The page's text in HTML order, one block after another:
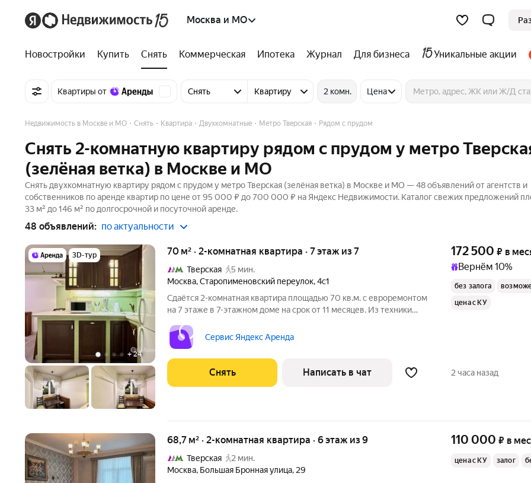
Москва и МО
Новостройки Купить Снять Коммерческая Ипотека Журнал Для бизнеса Уникальные акции
Квартиры от Снять Квартиру 2 комн. Цена
Недвижимость в Москве и МО Снять Квартира Двухкомнатные Метро Тверская Рядом с прудом
Снять 2-комнатную квартиру рядом с прудом у метро
(зелёная ветка) в Москве и МО
Снять двухкомнатную квартиру рядом с прудом у метро Тверская (зелёная ветка) в Москве и МО — 48 объявлений от агентств и
собственников по аренде квартир по цене от 95 000 ₽ до 700 000 ₽ на Яндекс Недвижимости. Каталог свежих предложений
33 м² до 146 м² по долгосрочной и посуточной аренде.
48 объявлений: по актуальности
3D-тур
+24
70 м² · 2-комнатная квартира · 7 этаж из 7
Тверская
5 мин.
Москва,Старопименовский переулок,4с1
Сдаётся 2-комнатная квартира площадью 70 кв.м. с евроремонтом
на 7 этаже в 7-этажном доме на срок от 11 месяцев. Из техники
Холодильник Посудомоечная машина Кондиционер Бойлер
Микроволновка
Сервис Яндекс Аренда
172 500 ₽ в
Вернём 10%
без залога
цена с КУ
Снять Написать в чат 2 часа назад
68,7 м² · 2-комнатная квартира · 6 этаж из 9
Тверская
2 мин.
Москва, Большая Бронная улица, 29
110 000 ₽ в
цена с КУ залог